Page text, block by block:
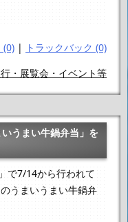
(0) |
トラックバック (0)
・展覧会・イベント等
うまい牛鍋弁当」を
で7/14から行われて
うまいうまい牛鍋弁